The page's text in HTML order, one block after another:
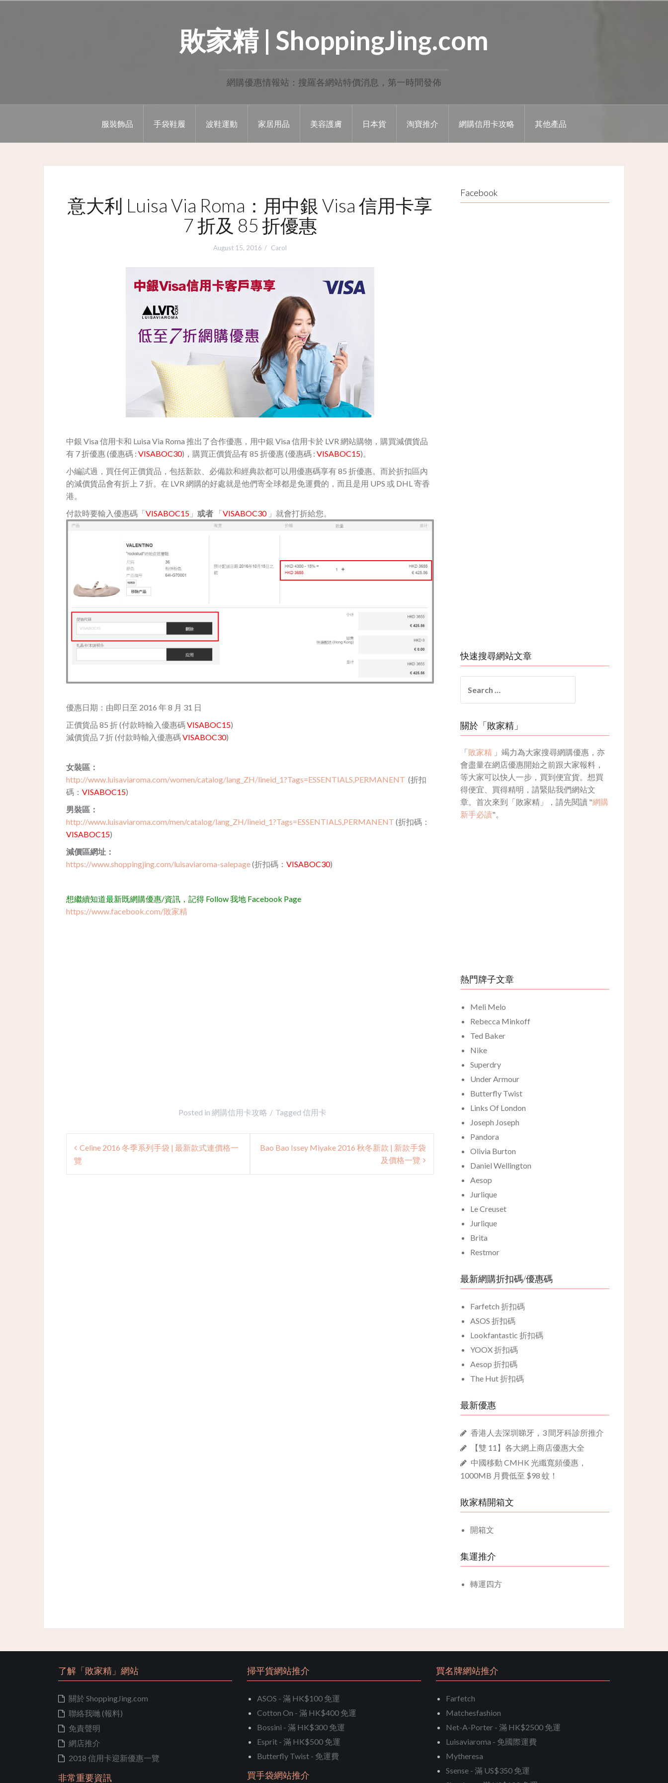
敗家精 | ShoppingJing.com
網購優惠情報站：搜羅各網站特價消息，第一時間發佈
服裝飾品 手袋鞋履 波鞋運動 家居用品 美容護膚 日本貨 淘寶推介 網購信用卡攻略 其他產品
意大利 Luisa Via Roma：用中銀 Visa 信用卡享
7 折及 85 折優惠
August 15, 2016 Carol
中銀 Visa 信用卡和 Luisa Via Roma 推出了合作優惠，用中銀 Visa 信用卡於 LVR 網站購物，購買減價貨品
有 7 折優惠 (優惠碼 : VISABOC30)，購買正價貨品有 85 折優惠 (優惠碼 : VISABOC15)。
小編試過，買任何正價貨品， 包括新款、必備款和經典款都可以用優惠碼享有 85 折優惠。而於折扣區內
的減價貨品會有折上 7 折。在 LVR 網購的好處就是他們寄全球都是免運費的，而且是用 UPS 或 DHL 寄香
港。
付款時要輸入優惠碼「VISABOC15 」 或者 「VISABOC30 」就會打折給您。
優惠日期：由即日至 2016 年 8 月 31 日
正價貨品 85 折 (付款時輸入優惠碼VISABOC15)
減價貨品 7 折 (付款時輸入優惠碼VISABOC30)
女裝區：
http://www.luisaviaroma.com/women/catalog/lang_ZH/lineid_1?Tags=ESSENTIALS,PERMANENT (折扣
碼： VISABOC15)
男裝區：
http://www.luisaviaroma.com/men/catalog/lang_ZH/lineid_1?Tags=ESSENTIALS,PERMANENT (折扣碼：
VISABOC15)
減價區網址：
https://www.shoppingjing.com/luisaviaroma-salepage(折扣碼： VISABOC30)
想繼續知道最新既網購優惠/資訊，記得 Follow 我地 Facebook Page
https://www.facebook.com/敗家精
Posted in 網購信用卡攻略 Tagged 信用卡
Post
navigation
Celine 2016 冬季系列手袋 | 最新款式連價格一
覽
Bao Bao Issey Miyake 2016 秋冬新款 | 新款手袋
及價格一覽
Facebook
快速搜尋網站文章
for:
關於「敗家精」
「敗家精 」竭力為大家搜尋網購優惠，亦
會盡量在網店優惠開始之前跟大家報料，
等大家可以快人一步，買到便宜貨。想買
得便宜、買得精明，請緊貼我們網站文
章。首次來到「敗家精」，請先閱讀 "網購
新手必讀"。
熱門牌子文章
Meli Melo
Rebecca Minkoff
Ted Baker
Nike
Superdry
Under Armour
Butterfly Twist
Links Of London
Joseph Joseph
Pandora
Olivia Burton
Daniel Wellington
Aesop
Jurlique
Le Creuset
Jurlique
Brita
Restmor
最新網購折扣碼/優惠碼
Farfetch 折扣碼
ASOS 折扣碼
Lookfantastic 折扣碼
YOOX 折扣碼
Aesop 折扣碼
The Hut 折扣碼
最新優惠
香港人去深圳睇牙，3 間牙科診所推介
【雙 11】各大網上商店優惠大全
中國移動 CMHK 光纖寬頻優惠，
1000MB 月費低至 $98 蚊！
敗家精開箱文
開箱文
集運推介
轉運四方
了解「敗家精」網站
關於 ShoppingJing.com
聯絡我哋 (報料)
免責聲明
網店推介
2018 信用卡迎新優惠一覽
非常重要資訊
掃平貨網站推介
ASOS - 滿 HK$100 免運
Cotton On - 滿 HK$400 免運
Bossini - 滿 HK$300 免運
Esprit - 滿 HK$500 免運
Butterfly Twist - 免運費
買手袋網站推介
買名牌網站推介
Farfetch
Matchesfashion
Net-A-Porter - 滿 HK$2500 免運
Luisaviaroma - 免國際運費
Mytheresa
Ssense - 滿 US$350 免運